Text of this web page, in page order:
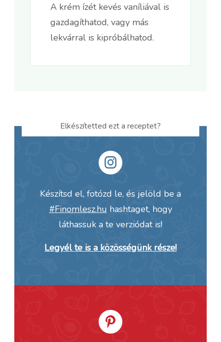
A krém ízét kevés vaníliával is
gazdagíthatod, vagy más
lekvárral is kipróbálhatod.
Elkészítetted ezt a receptet?
Készítsd el, fotózd le, és jelöld be a
#Finomlesz.hu hashtaget, hogy
láthassuk a te verziódat is!
Legyél te is a közösségünk része!